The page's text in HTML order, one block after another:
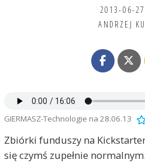
2013-06-27
ANDRZEJ
GIERMASZ-Technologie na 28.06.13
Zbiórki funduszy na
się czymś zupełnie